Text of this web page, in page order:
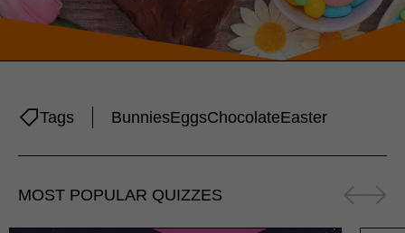
Tags BunniesEggsChocolateEaster
MOST POPULAR QUIZZES